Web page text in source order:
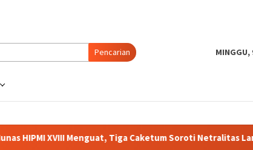
Pencarian MINGGU,
Menguat, Tiga Caketum Soroti Netralitas Lampung dan